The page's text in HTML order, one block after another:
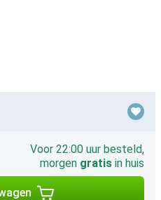
Voor 22:00 uur besteld,
morgen gratis in huis